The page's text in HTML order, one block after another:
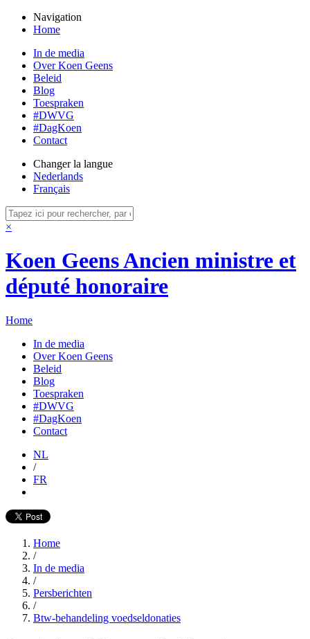
Navigation
Home
In de media
Over Koen Geens
Beleid
Blog
Toespraken
#DWVG
#DagKoen
Contact
Changer la langue
Nederlands
Français
×
Koen GeensAncien ministre et
député honoraire
Home
In de media
Over Koen Geens
Beleid
Blog
Toespraken
#DWVG
#DagKoen
Contact
NL
/
FR
Home
/
In de media
/
Persberichten
/
Btw-behandeling voedseldonaties